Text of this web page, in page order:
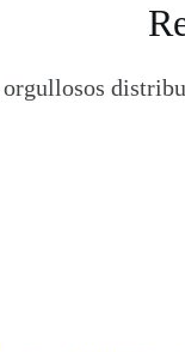
orgullosos